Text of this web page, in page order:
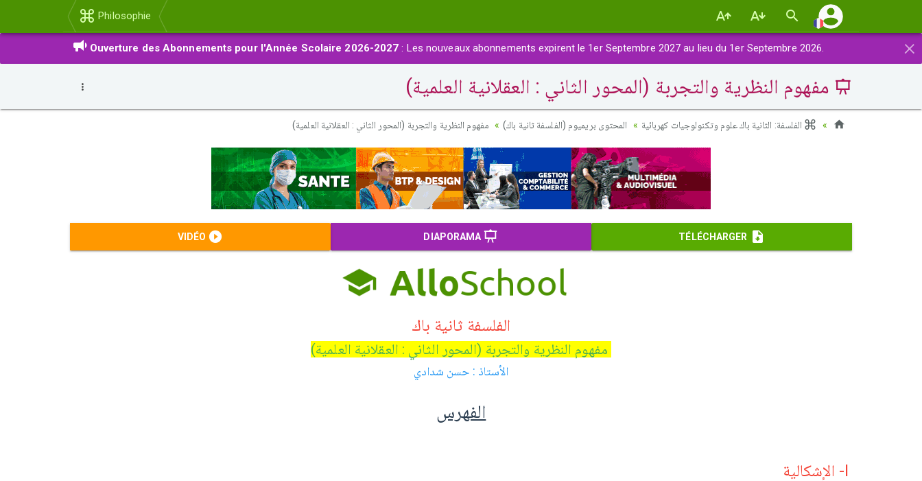
Philosophie
×
Ouverture des Abonnements pour l'Année Scolaire 2026-2027 : Les nouveaux abonnements expirent le 1er Septembre 2027 au lieu du 1er Septembre 2026.
مفهوم النظرية والتجربة (المحور الثاني : العقلانية العلمية)
الفلسفة: الثانية باك علوم وتكنولوجيات كهربائية المحتوى بريميوم (الفلسفة ثانية باك) مفهوم النظرية والتجربة (المحور الثاني : العقلانية العلمية)
TÉLÉCHARGER
DIAPORAMA
VIDÉO
الفلسفة ثانية باك
مفهوم النظرية والتجربة (المحور الثاني : العقلانية العلمية)
الأستاذ : حسن شدادي
الفهرس
I- الإشكالية